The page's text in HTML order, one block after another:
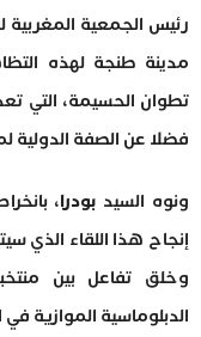
رئيس الجمعية المغربية
مدينة طنجة لهذه
تطوان الحسيمة، التي تعد
فضلا عن الصفة الدولية
ونوه السيد بودرا،
إنجاح هذا اللقاء الذي
وخلق تفاعل بين
الدبلوماسية الموازية